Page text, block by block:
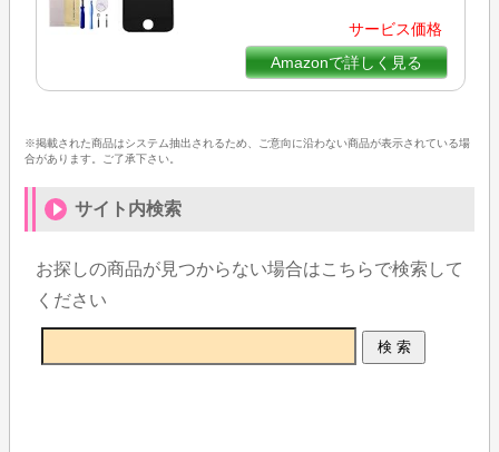
サービス価格
Amazonで詳しく見る
※掲載された商品はシステム抽出されるため、ご意向に沿わない商品が表示されている場
合があります。ご了承下さい。
サイト内検索
お探しの商品が見つからない場合はこちらで検索して
ください